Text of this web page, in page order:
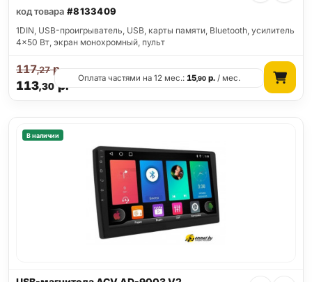
код товара #8133409
1DIN, USB-проигрыватель, USB, карты памяти, Bluetooth, усилитель
4x50 Вт, экран монохромный, пульт
113,30р.
117,27р.
Оплата частями на 12 мес.:15,90 р. / мес.
В наличии